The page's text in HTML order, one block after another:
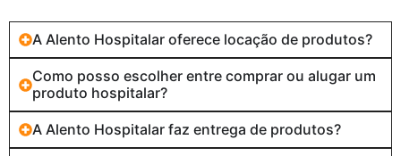
A Alento Hospitalar oferece locação de produtos?
Como posso escolher entre comprar ou alugar um
produto hospitalar?
A Alento Hospitalar faz entrega de produtos?